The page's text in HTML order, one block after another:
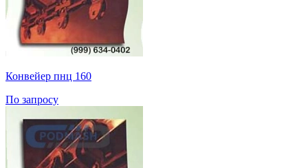
Конвейер пнц 160
По запросу